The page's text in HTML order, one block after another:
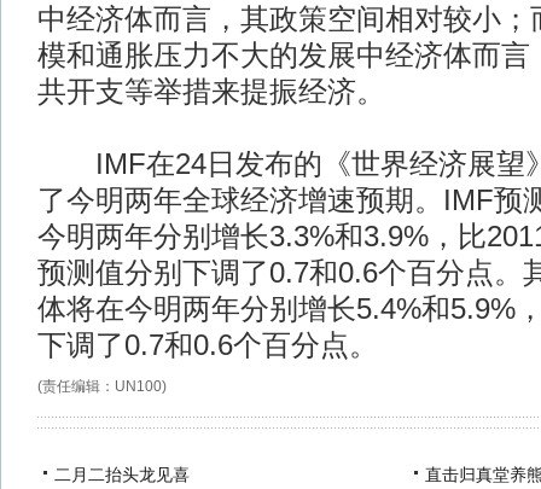
中经济体而言，其政策空间相对较小；
模和通胀压力不大的发展中经济体而言
共开支等举措来提振经济。
IMF在24日发布的《世界经济展望
了今明两年全球经济增速预期。IMF预
今明两年分别增长3.3%和3.9%，比
预测值分别下调了0.7和0.6个百分点。
体将在今明两年分别增长5.4%和5.9%
下调了0.7和0.6个百分点。
(责任编辑：UN100)
二月二抬头龙见喜 直击归真堂养